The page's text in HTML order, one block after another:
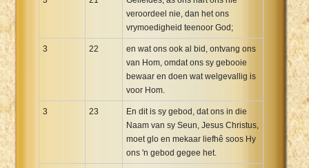
veroordeel nie, dan het ons
vrymoedigheid teenoor God;
3 22
en wat ons ook al bid, ontvang ons
van Hom, omdat ons sy gebooie
bewaar en doen wat welgevallig is
voor Hom.
3 23
En dit is sy gebod, dat ons in die
Naam van sy Seun, Jesus Christus,
moet glo en mekaar liefhê soos Hy
ons 'n gebod gegee het.